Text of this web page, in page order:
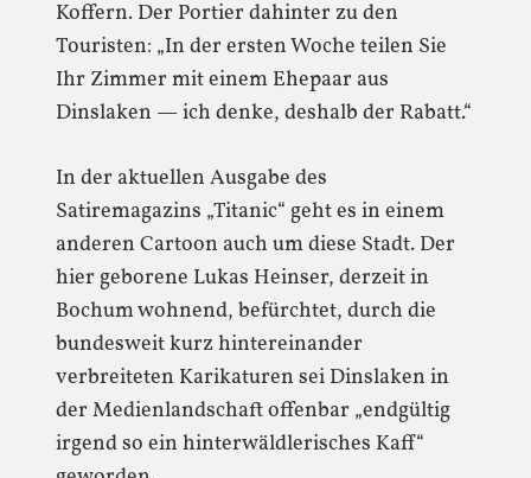
Koffern. Der Portier dahinter zu den
Touristen: „In der ersten Woche teilen Sie
Ihr Zimmer mit einem Ehepaar aus
Dinslaken — ich denke, deshalb der Rabatt.“
In der aktuellen Ausgabe des
Satiremagazins „Titanic“ geht es in einem
anderen Cartoon auch um diese Stadt. Der
hier geborene Lukas Heinser, derzeit in
Bochum wohnend, befürchtet, durch die
bundesweit kurz hintereinander
verbreiteten Karikaturen sei Dinslaken in
der Medienlandschaft offenbar „endgültig
irgend so ein hinterwäldlerisches Kaff“